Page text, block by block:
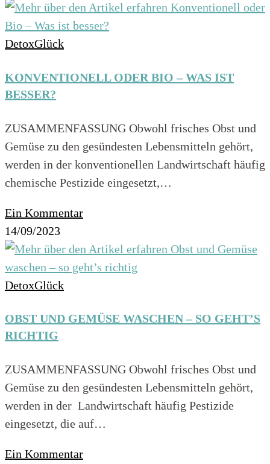
DetoxGlück
KONVENTIONELL ODER BIO – WAS IST
BESSER?
ZUSAMMENFASSUNG Obwohl frisches Obst und
Gemüse zu den gesündesten Lebensmitteln gehört,
werden in der konventionellen Landwirtschaft häufig
chemische Pestizide eingesetzt,…
Ein Kommentar
14/09/2023
DetoxGlück
OBST UND GEMÜSE WASCHEN – SO GEHT’S
RICHTIG
ZUSAMMENFASSUNG Obwohl frisches Obst und
Gemüse zu den gesündesten Lebensmitteln gehört,
werden in der Landwirtschaft häufig Pestizide
eingesetzt, die auf…
Ein Kommentar